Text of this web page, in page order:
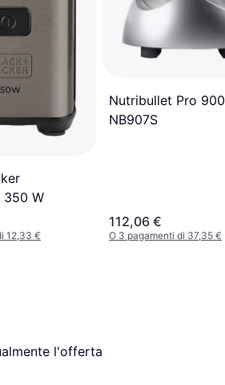
350 W
12,33 €
Nutribullet Pro 900
NB907S
112,06 €
O 3 pagamenti di 37,35 €
l'offerta